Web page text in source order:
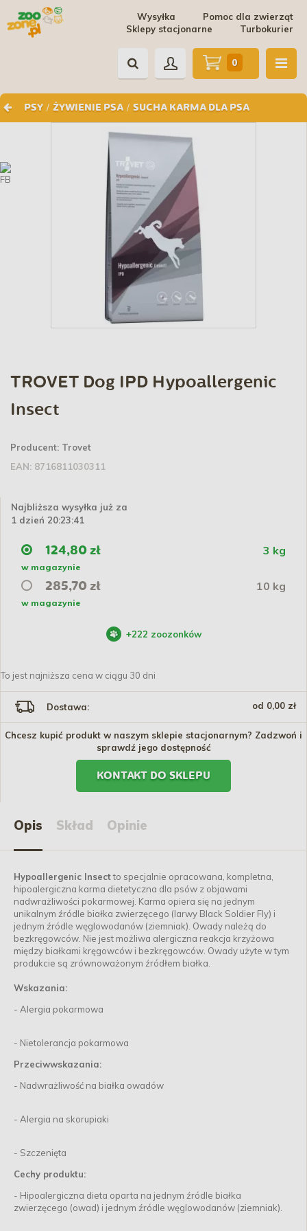
Pomoc dla zwierząt
Wysyłka
Turbokurier
Sklepy stacjonarne
PSY / ŻYWIENIE PSA / SUCHA KARMA DLA PSA
0
TROVET Dog IPD Hypoallergenic
Insect
Producent: Trovet
EAN: 8716811030311
Najbliższa wysyłka już za
1 dzień 20:23:41
124,80 zł 3 kg
w magazynie
285,70 zł 10 kg
w magazynie
+222 zoozonków
To jest najniższa cena w ciągu 30 dni
Dostawa: od 0,00 zł
Chcesz kupić produkt w naszym sklepie stacjonarnym? Zadzwoń i
sprawdź jego dostępność
KONTAKT DO SKLEPU
Opis Skład Opinie
Hypoallergenic Insectto specjalnie opracowana, kompletna,
hipoalergiczna karma dietetyczna dla psów z objawami
nadwrażliwości pokarmowej. Karma opiera się na jednym
unikalnym źródle białka zwierzęcego (larwy Black Soldier Fly) i
jednym źródle węglowodanów (ziemniak). Owady należą do
bezkręgowców. Nie jest możliwa alergiczna reakcja krzyżowa
między białkami kręgowców i bezkręgowców. Owady użyte w tym
produkcie są zrównoważonym źródłem białka.
Wskazania:
- Alergia pokarmowa
- Nietolerancja pokarmowa
Przeciwwskazania:
- Nadwrażliwość na białka owadów
- Alergia na skorupiaki
- Szczenięta
Cechy produktu:
- Hipoalergiczna dieta oparta na jednym źródle białka
zwierzęcego (owad) i jednym źródle węglowodanów (ziemniak).